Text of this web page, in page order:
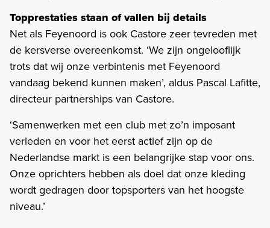
Topprestaties staan of vallen bij details
Net als Feyenoord is ook Castore zeer tevreden met
de kersverse overeenkomst. ‘We zijn ongelooflijk
trots dat wij onze verbintenis met Feyenoord
vandaag bekend kunnen maken’, aldus Pascal Lafitte,
directeur partnerships van Castore.
‘Samenwerken met een club met zo’n imposant
verleden en voor het eerst actief zijn op de
Nederlandse markt is een belangrijke stap voor ons.
Onze oprichters hebben als doel dat onze kleding
wordt gedragen door topsporters van het hoogste
niveau.’